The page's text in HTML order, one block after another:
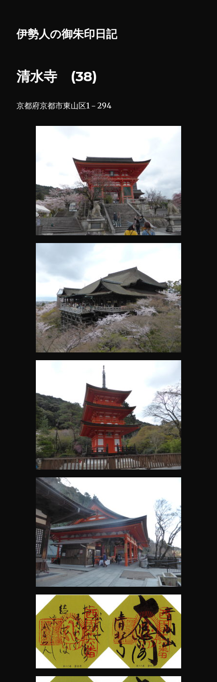
伊勢人の御朱印日記
清水寺 (38)
京都府京都市東山区1－294